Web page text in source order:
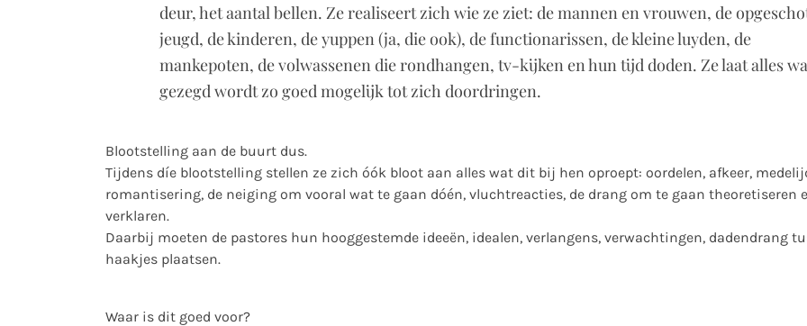
deur, het aantal bellen. Ze realiseert zich wie ze ziet: de mannen en vrouwen, de
jeugd, de kinderen, de yuppen (ja, die ook), de functionarissen, de kleine luyden, de
mankepoten, de volwassenen die rondhangen, tv-kijken en hun tijd doden. Ze laat alles
gezegd wordt zo goed mogelijk tot zich doordringen.
Blootstelling aan de buurt dus.
Tijdens díe blootstelling stellen ze zich óók bloot aan alles wat dit bij hen oproept: oordelen, afkeer,
romantisering, de neiging om vooral wat te gaan dóén, vluchtreacties, de drang om te gaan theoretiseren
verklaren.
Daarbij moeten de pastores hun hooggestemde ideeën, idealen, verlangens, verwachtingen, dadendrang
haakjes plaatsen.
Waar is dit goed voor?